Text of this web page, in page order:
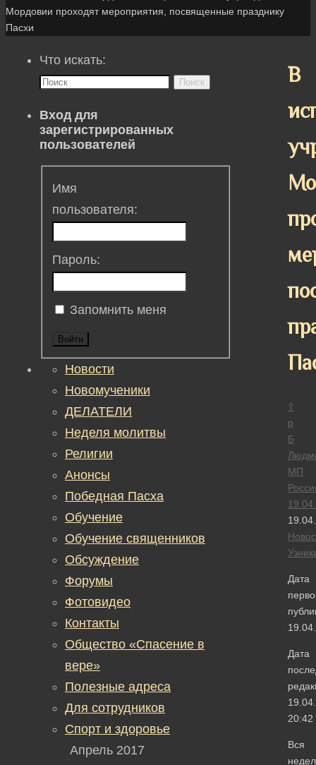
Мордовии проходят мероприятия, посвященные празднику
Пасхи
В
☦
р
Б
МП
Дата
Дата
20:42
Вся
Что искать:
Поиск
Вход для
зарегистрированных
пользователей
Имя
пользователя:
Пароль:
Запомнить меня
Войти
Новости
Новомученики
ДЕЛАТЕЛИ
Неделя молитвы
Религии
Анонсы
Победная Пасха
Обучение
Обучение священников
Обсуждение
Форумы
Фотовидео
Контакты
Общество «Спасение в
вере»
Полезные адреса
Для сотрудников
Спорт и здоровье
Апрель 2017